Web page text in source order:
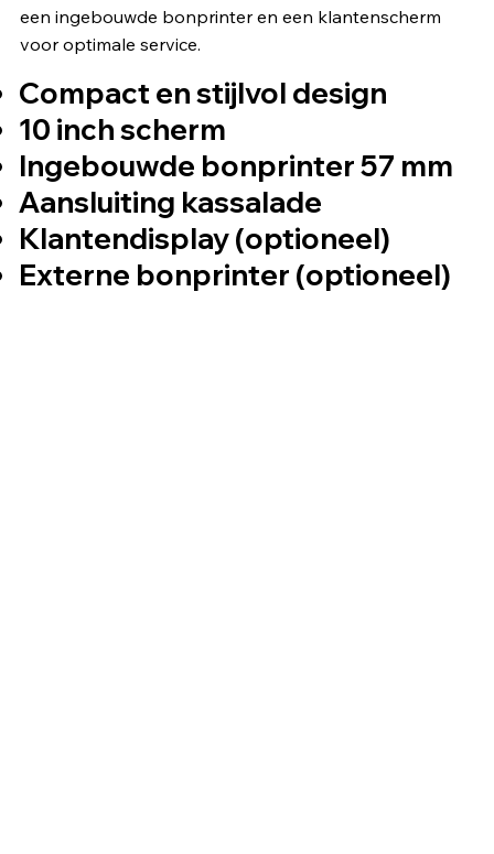
een ingebouwde bonprinter en een klantenscherm
voor optimale service.
Compact en stijlvol design
10 inch scherm​
​Ingebouwde bonprinter 57 mm
Aansluiting kassalade
Klantendisplay (optioneel)
Externe bonprinter (optioneel)